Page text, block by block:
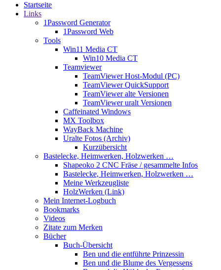
Startseite
Links
1Password Generator
1Password Web
Tools
Win11 Media CT
Win10 Media CT
Teamviewer
TeamViewer Host-Modul (PC)
TeamViewer QuickSupport
TeamViewer alte Versionen
TeamViewer uralt Versionen
Caffeinated Windows
MX Toolbox
WayBack Machine
Uralte Fotos (Archiv)
Kurzübersicht
Bastelecke, Heimwerken, Holzwerken …
Shapeoko 2 CNC Fräse / gesammelte Infos
Bastelecke, Heimwerken, Holzwerken …
Meine Werkzeugliste
HolzWerken (Link)
Mein Internet-Logbuch
Bookmarks
Videos
Zitate zum Merken
Bücher
Buch-Übersicht
Ben und die entführte Prinzessin
Ben und die Blume des Vergessens